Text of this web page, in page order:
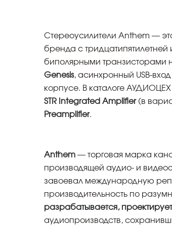
Стереоусилители Anthem —
бренда с
биполярными транзисторами
Genesis, асинхронный USB-
корпусе. В каталоге
STR Integrated Amplifier(в
Preamplifier.
Anthem — торговая марка
производящей аудио- и
завоевал международную
производительность по
разрабатывается,
аудиопроизводств,